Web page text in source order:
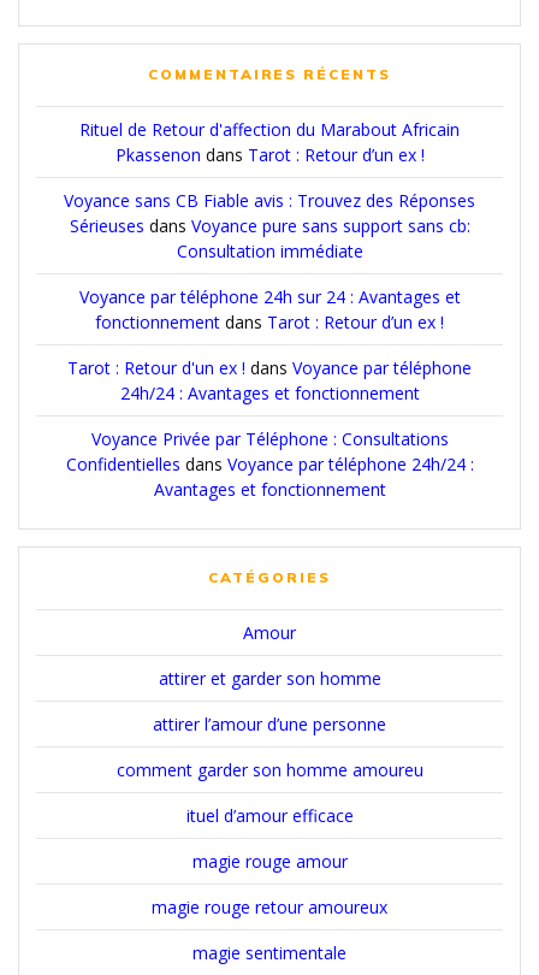
COMMENTAIRES RÉCENTS
Rituel de Retour d'affection du Marabout Africain
Pkassenon dans Tarot : Retour d’un ex !
Voyance sans CB Fiable avis : Trouvez des Réponses
Sérieuses dans Voyance pure sans support sans cb:
Consultation immédiate
Voyance par téléphone 24h sur 24 : Avantages et
fonctionnement dans Tarot : Retour d’un ex !
Tarot : Retour d'un ex ! dans Voyance par téléphone
24h/24 : Avantages et fonctionnement
Voyance Privée par Téléphone : Consultations
Confidentielles dans Voyance par téléphone 24h/24 :
Avantages et fonctionnement
CATÉGORIES
Amour
attirer et garder son homme
attirer l’amour d’une personne
comment garder son homme amoureu
ituel d’amour efficace
magie rouge amour
magie rouge retour amoureux
magie sentimentale